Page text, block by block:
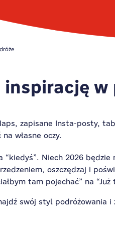
inspirację w
zapisane Insta-posty,
własne oczy.
“kiedyś”. Niech 2026
oszczędzaj i
tam pojechać” na “Już
swój styl podróżowania